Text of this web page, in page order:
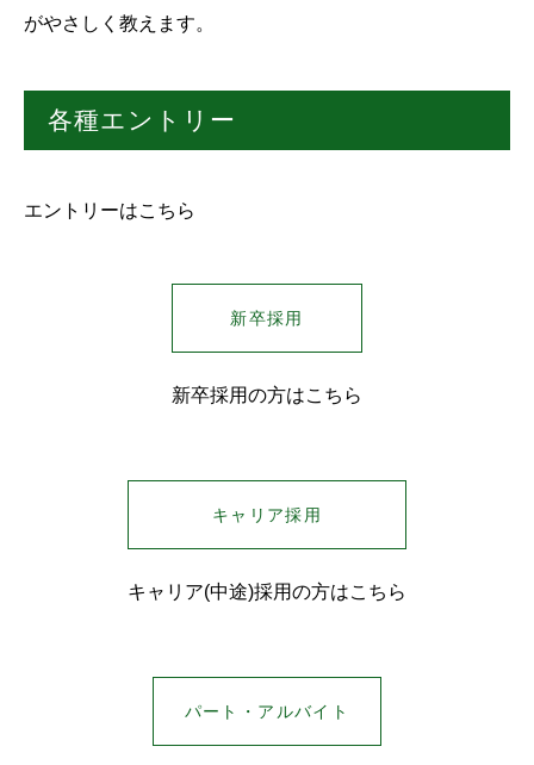
がやさしく教えます。
各種エントリー
エントリーはこちら
新卒採用
新卒採用の方はこちら
キャリア採用
キャリア(中途)採用の方はこちら
パート・アルバイト